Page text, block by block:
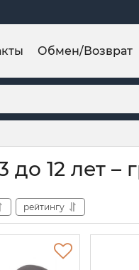
Обмен/Возврат
12 лет –
рейтингу